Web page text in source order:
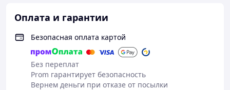
Оплата и гарантии
Безопасная оплата картой
Без переплат
Prom гарантирует безопасность
Вернем деньги при отказе от посылки